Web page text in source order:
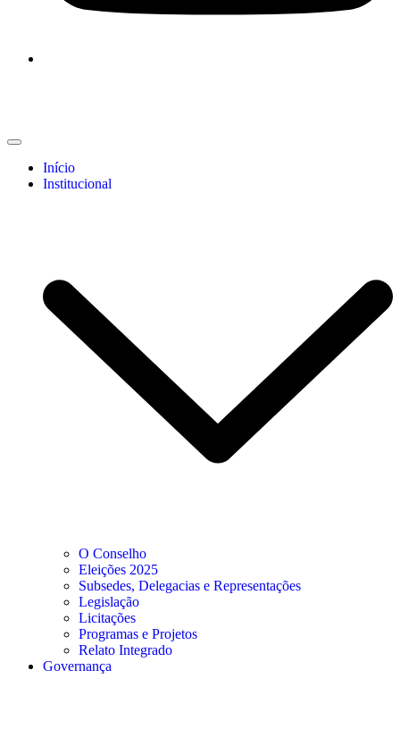
Início
Institucional
O Conselho
Eleições 2025
Subsedes, Delegacias e Representações
Legislação
Licitações
Programas e Projetos
Relato Integrado
Governança